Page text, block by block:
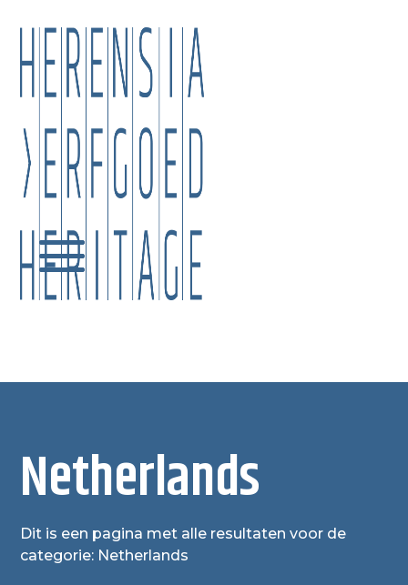
Netherlands
Dit is een pagina met alle resultaten voor de
categorie: Netherlands